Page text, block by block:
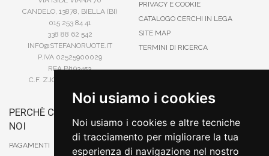
Noi usiamo i cookies
Noi usiamo i cookies e altre tecniche
di tracciamento per migliorare la tua
esperienza di navigazione nel nostro
CANDELO, 13878, BIELLA (BI)
015 253 84 41
338 88 62 542
INFO@STEFANORUOTE.IT
P.IVA 02525900029
REA BI193453
C.F. ZJOSFN73H14A859X
PRIVACY E COOKIE
CATALOGO CERCHI IN LEGA
SITE MAP
TERMINI DI RICERCA
PERCHÈ COMPRARE DA
NOI
PAGAMENTI
CARTA DI CREDITO
PAYPAL
CONTRASSEGNO